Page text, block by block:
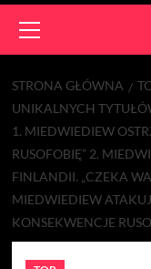
Menu
STRONA GŁÓWNA
UNIKALNYCH
1. MIEDWIEDIEW
RUSOFOBIĘ” 2.
FINLANDII. „CZEKA
MIEDWIEDIEW
KONSEKWENCJE